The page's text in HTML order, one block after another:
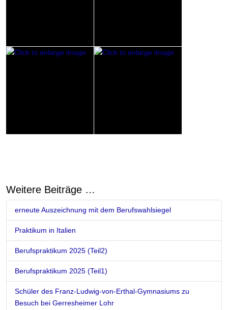
Weitere Beiträge …
erneute Auszeichnung mit dem Berufswahlsiegel
Praktikum in Italien
Berufspraktikum 2025 (Teil2)
Berufspraktikum 2025 (Teil1)
Schüler des Franz-Ludwig-von-Erthal-Gymnasiums zu
Besuch bei Gerresheimer Lohr